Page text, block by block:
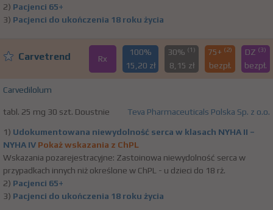
2) Pacjenci 65+
3) Pacjenci do ukończenia 18 roku życia
Carvetrend Rx
100%
15,20 zł
30% (1)
8,15 zł
75+ (2)
bezpł.
DZ (3)
bezpł.
Carvedilolum
tabl. 25 mg 30 szt. Doustnie Teva Pharmaceuticals Polska Sp. z o.o.
1) Udokumentowana niewydolność serca w klasach NYHA II –
NYHA IV Pokaż wskazania z ChPL
Wskazania pozarejestracyjne: Zastoinowa niewydolność serca w
przypadkach innych niż określone w ChPL - u dzieci do 18 rż.
2) Pacjenci 65+
3) Pacjenci do ukończenia 18 roku życia